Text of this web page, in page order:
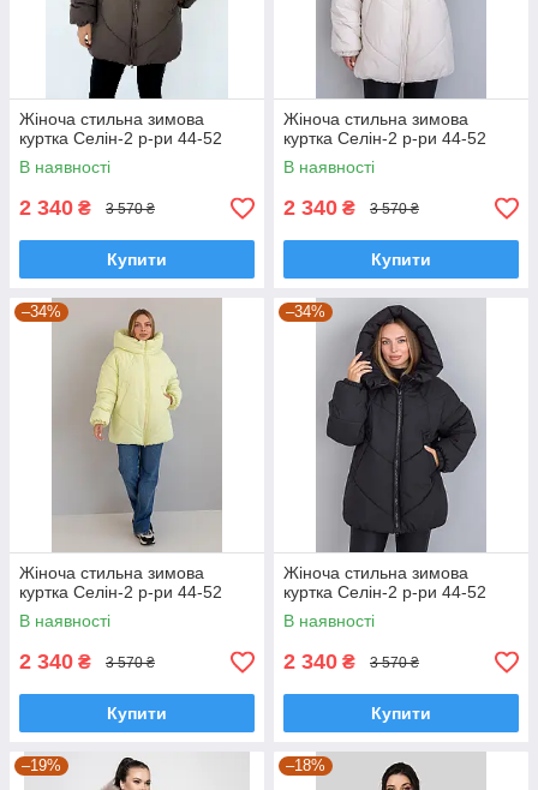
Жіноча стильна зимова
куртка Селін-2 р-ри 44-52
В наявності
2 340 ₴ 3 570 ₴
Купити
Жіноча стильна зимова
куртка Селін-2 р-ри 44-52
В наявності
2 340 ₴ 3 570 ₴
Купити
–34%
Жіноча стильна зимова
куртка Селін-2 р-ри 44-52
В наявності
2 340 ₴ 3 570 ₴
Купити
–34%
Жіноча стильна зимова
куртка Селін-2 р-ри 44-52
В наявності
2 340 ₴ 3 570 ₴
Купити
–19% –18%